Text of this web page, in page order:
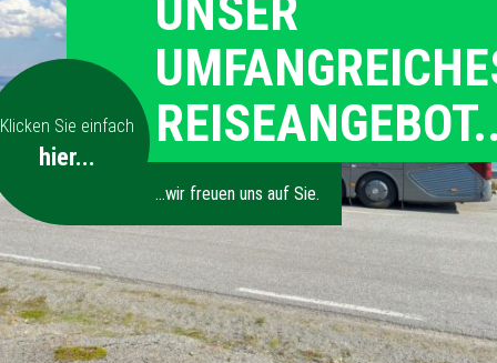
UNSER
...wir freuen uns auf Sie.
Klicken Sie einfach
hier...